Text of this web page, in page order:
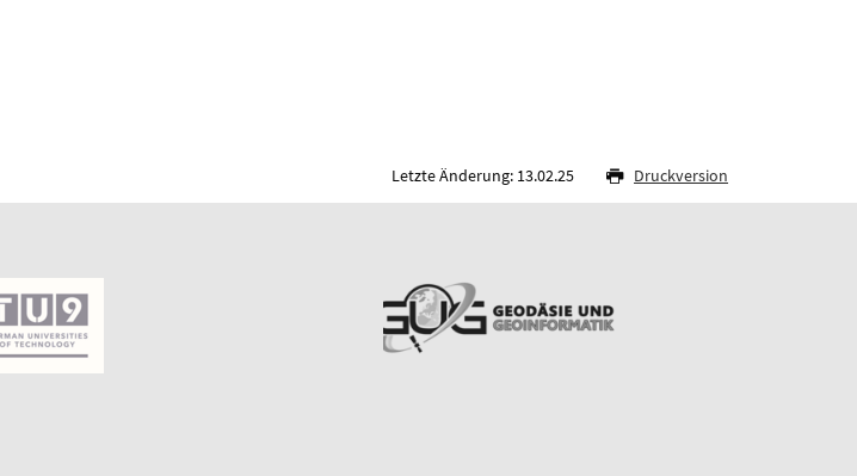
Letzte Änderung: 13.02.25 Druckversion